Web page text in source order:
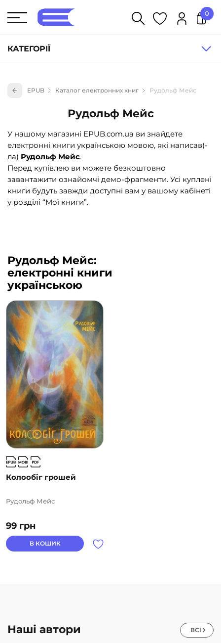
КАТЕГОРІЇ
Книги для дітей (833)
Книги для підлітків (240)
Науково-популярна література (1015)
Навчальна література та посібники (527)
Енциклопедії, довідники, словники (55)
Подарункові сертифікати (1)
0
EPUB Каталог електронних книг Рудольф Мейс
Рудольф Мейс
У нашому магазині EPUB.com.ua ви знайдете
електронні книги українською мовою, які написав(-
ла) Рудольф Мейс.
Перед купівлею ви можете безкоштовно
завантажити ознайомчі демо-фрагменти. Усі куплені
книги будуть завжди доступні вам у вашому кабінеті
у розділі “Мої книги”.
Рудольф Мейс:
електронні книги
українською
Колообіг грошей
99 грн
Рудольф Мейс
В КОШИК
Наші автори ВСІ